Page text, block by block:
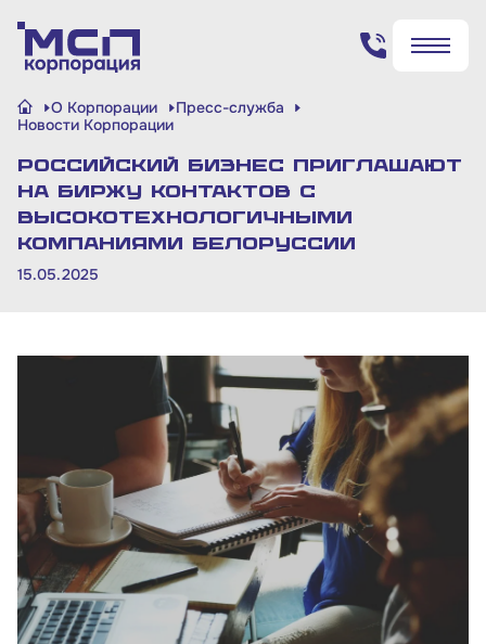
Найти
Поиск по сайту
✖
Найти
О Корпорации
Пресс-служба
Новости Корпорации
Российский бизнес приглашают
на биржу контактов с
высокотехнологичными
компаниями Белоруссии
15.05.2025